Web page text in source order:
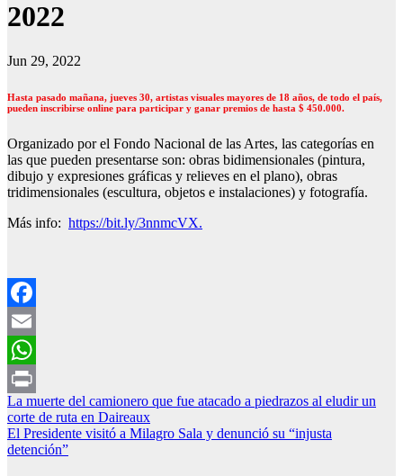
2022
Jun 29, 2022
Hasta pasado mañana, jueves 30, artistas visuales mayores de 18 años, de todo el país,
pueden inscribirse online para participar y ganar premios de hasta $ 450.000.
Organizado por el Fondo Nacional de las Artes, las categorías en
las que pueden presentarse son: obras bidimensionales (pintura,
dibujo y expresiones gráficas y relieves en el plano), obras
tridimensionales (escultura, objetos e instalaciones) y fotografía.
Más info: https://bit.ly/3nnmcVX.
Facebook
Email
WhatsApp
Print
Navegación
de
entradas
La muerte del camionero que fue atacado a piedrazos al eludir un
corte de ruta en Daireaux
El Presidente visitó a Milagro Sala y denunció su “injusta
detención”